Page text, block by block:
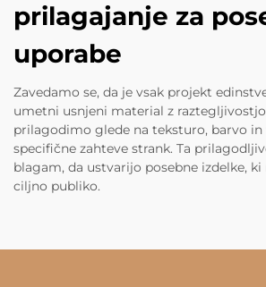
prilagajanje za
uporabe
Zavedamo se, da je vsak projekt
umetni usnjeni material z
prilagodimo glede na teksturo, barvo
specifične zahteve strank. Ta
blagam, da ustvarijo posebne izdelke,
ciljno publiko.